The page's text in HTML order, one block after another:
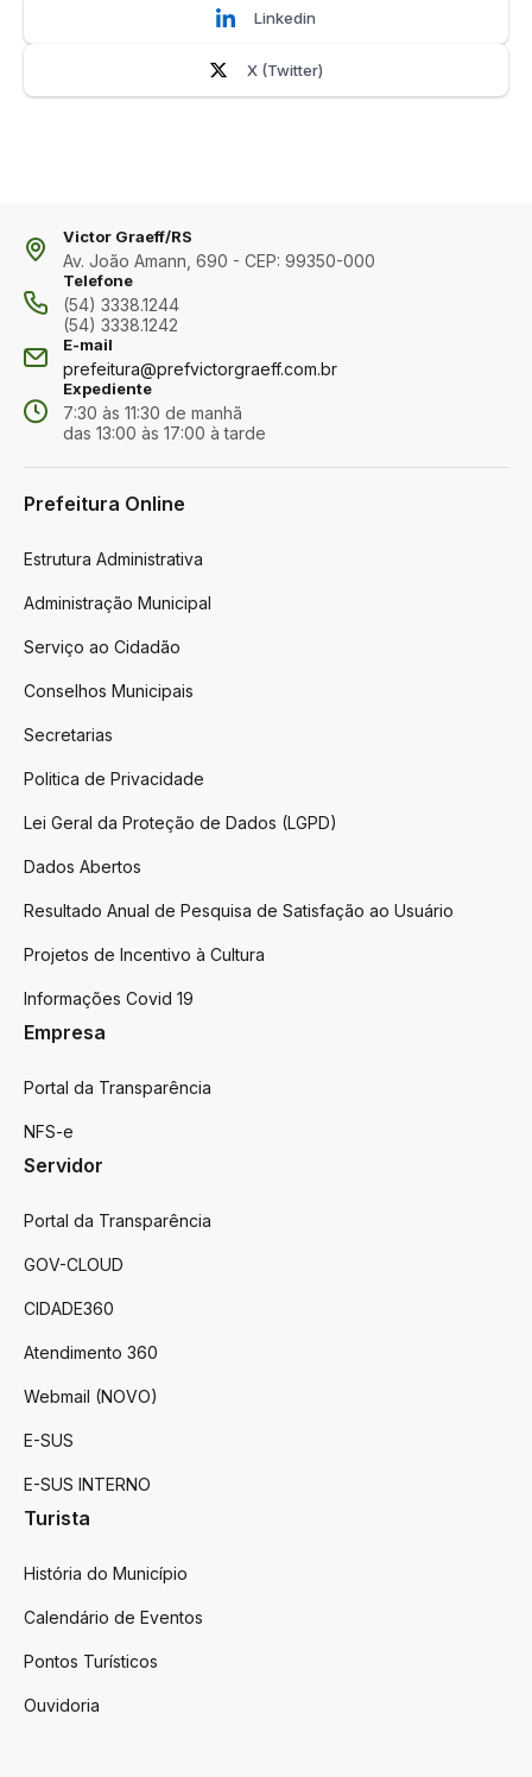
Linkedin
X (Twitter)
Victor Graeff/RS
Av. João Amann, 690 - CEP: 99350-000
Telefone
(54) 3338.1244
(54) 3338.1242
E-mail
prefeitura@prefvictorgraeff.com.br
Expediente
7:30 às 11:30 de manhã
das 13:00 às 17:00 à tarde
Prefeitura Online
Estrutura Administrativa
Administração Municipal
Serviço ao Cidadão
Conselhos Municipais
Secretarias
Politica de Privacidade
Lei Geral da Proteção de Dados (LGPD)
Dados Abertos
Resultado Anual de Pesquisa de Satisfação ao Usuário
Projetos de Incentivo à Cultura
Informações Covid 19
Empresa
Portal da Transparência
NFS-e
Servidor
Portal da Transparência
GOV-CLOUD
CIDADE360
Atendimento 360
Webmail (NOVO)
E-SUS
E-SUS INTERNO
Turista
História do Município
Calendário de Eventos
Pontos Turísticos
Ouvidoria